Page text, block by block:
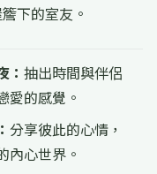
下的室友。
： 抽出時間與伴侶
愛的感覺。
分享彼此的心情，
內心世界。